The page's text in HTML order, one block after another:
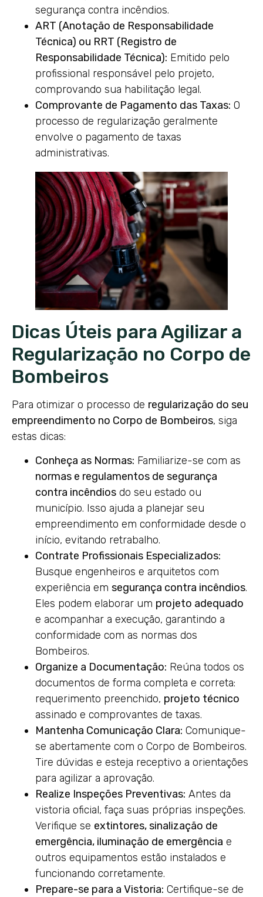
segurança contra incêndios.
ART (Anotação de Responsabilidade
Técnica) ou RRT (Registro de
Responsabilidade Técnica): Emitido pelo
profissional responsável pelo projeto,
comprovando sua habilitação legal.
Comprovante de Pagamento das Taxas: O
processo de regularização geralmente
envolve o pagamento de taxas
administrativas.
Dicas Úteis para Agilizar a
Regularização no Corpo de
Bombeiros
Para otimizar o processo de regularização do seu
empreendimento no Corpo de Bombeiros, siga
estas dicas:
Conheça as Normas: Familiarize-se com as
normas e regulamentos de segurança
contra incêndios do seu estado ou
município. Isso ajuda a planejar seu
empreendimento em conformidade desde o
início, evitando retrabalho.
Contrate Profissionais Especializados:
Busque engenheiros e arquitetos com
experiência em segurança contra incêndios.
Eles podem elaborar um projeto adequado
e acompanhar a execução, garantindo a
conformidade com as normas dos
Bombeiros.
Organize a Documentação: Reúna todos os
documentos de forma completa e correta:
requerimento preenchido, projeto técnico
assinado e comprovantes de taxas.
Mantenha Comunicação Clara: Comunique-
se abertamente com o Corpo de Bombeiros.
Tire dúvidas e esteja receptivo a orientações
para agilizar a aprovação.
Realize Inspeções Preventivas: Antes da
vistoria oficial, faça suas próprias inspeções.
Verifique se extintores, sinalização de
emergência, iluminação de emergência e
outros equipamentos estão instalados e
funcionando corretamente.
Prepare-se para a Vistoria: Certifique-se de